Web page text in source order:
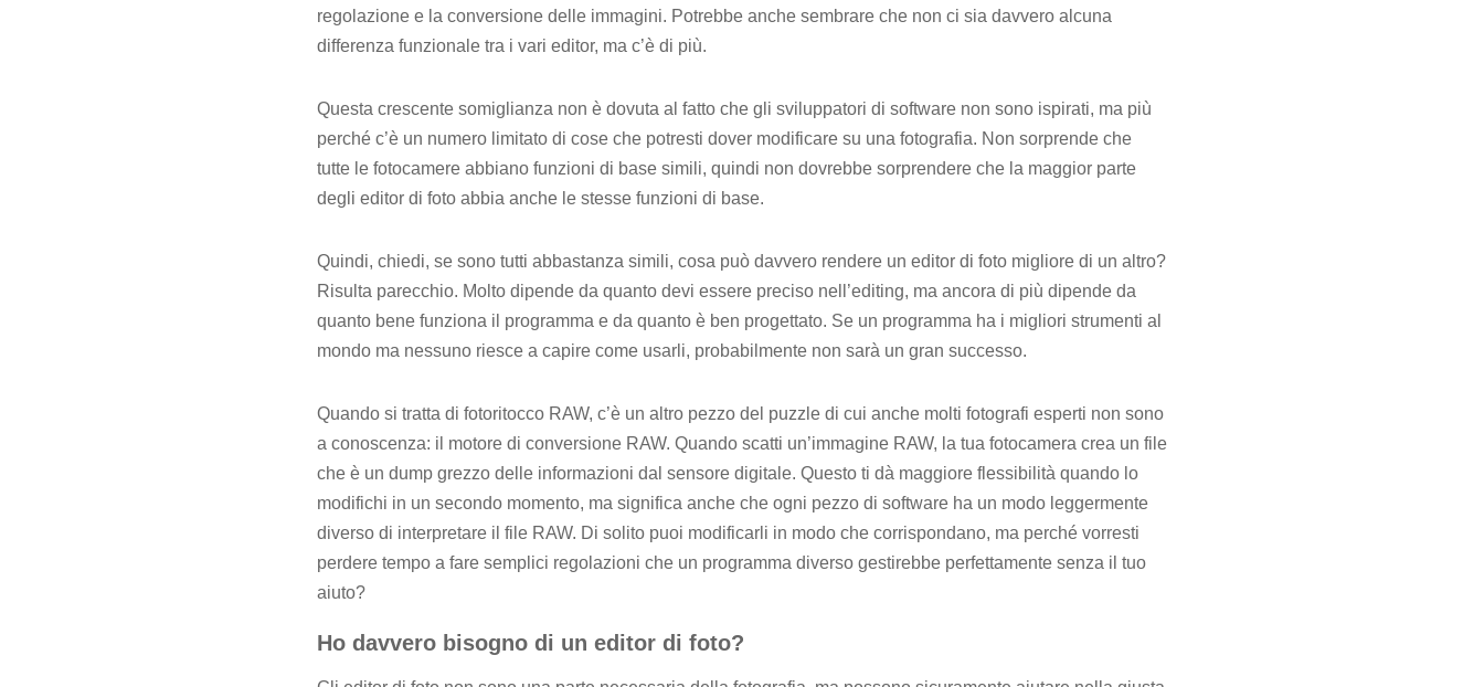
regolazione e la conversione delle immagini. Potrebbe anche sembrare che non ci sia davvero alcuna
differenza funzionale tra i vari editor, ma c’è di più.
Questa crescente somiglianza non è dovuta al fatto che gli sviluppatori di software non sono ispirati, ma più
perché c’è un numero limitato di cose che potresti dover modificare su una fotografia. Non sorprende che
tutte le fotocamere abbiano funzioni di base simili, quindi non dovrebbe sorprendere che la maggior parte
degli editor di foto abbia anche le stesse funzioni di base.
Quindi, chiedi, se sono tutti abbastanza simili, cosa può davvero rendere un editor di foto migliore di un altro?
Risulta parecchio. Molto dipende da quanto devi essere preciso nell’editing, ma ancora di più dipende da
quanto bene funziona il programma e da quanto è ben progettato. Se un programma ha i migliori strumenti al
mondo ma nessuno riesce a capire come usarli, probabilmente non sarà un gran successo.
Quando si tratta di fotoritocco RAW, c’è un altro pezzo del puzzle di cui anche molti fotografi esperti non sono
a conoscenza: il motore di conversione RAW. Quando scatti un’immagine RAW, la tua fotocamera crea un file
che è un dump grezzo delle informazioni dal sensore digitale. Questo ti dà maggiore flessibilità quando lo
modifichi in un secondo momento, ma significa anche che ogni pezzo di software ha un modo leggermente
diverso di interpretare il file RAW. Di solito puoi modificarli in modo che corrispondano, ma perché vorresti
perdere tempo a fare semplici regolazioni che un programma diverso gestirebbe perfettamente senza il tuo
aiuto?
Ho davvero bisogno di un editor di foto?